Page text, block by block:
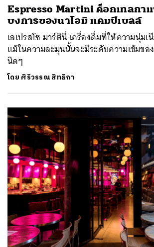
Espresso Martini ค็อกเทลกา
บงการของนาโอมิ แคมป์เบลล์
เลเปรสโซ มาร์ตินี่ เครื่องดื่มที่ให้ความนุ่ม
แม้ในความละมุนนั้นจะมีระดับความเข้มขอ
นิดๆ
โดย ศิริวรรณ สิทธิกา